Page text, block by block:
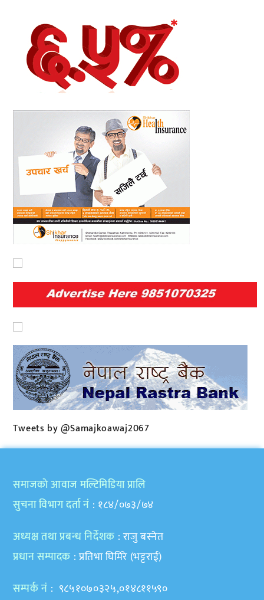
Tweets by @Samajkoawaj2067
समाजकाे आवाज मल्टिमिडिया प्रालि
सुचना विभाग दर्ता नं : १८४/०७३/७४
अध्यक्ष तथा प्रबन्ध निर्देशक : राजु बस्नेत
प्रधान सम्पादक : प्रतिभा घिमिरे (भट्टराई)
सम्पर्क नं : ९८५१०७०३२५,०१४८११५९०